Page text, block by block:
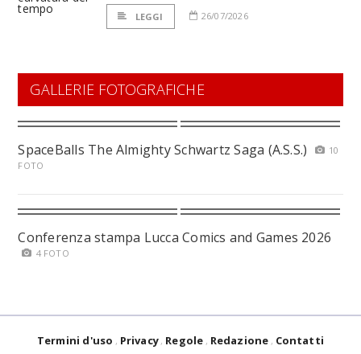
LEGGI 26/07/2026
GALLERIE FOTOGRAFICHE
SpaceBalls The Almighty Schwartz Saga (A.S.S.)
10
FOTO
Conferenza stampa Lucca Comics and Games 2026
4 FOTO
Termini d'uso Privacy Regole Redazione Contatti